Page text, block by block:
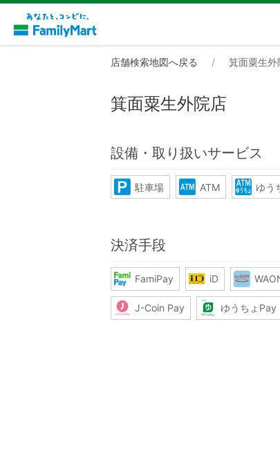
店舗検索地図へ戻る 箕面粟生外
箕面粟生外院店
設備・取り扱いサービス
駐車場 ATM ゆう
決済手段
FamiPay iD
J-Coin Pay ゆうちょPay